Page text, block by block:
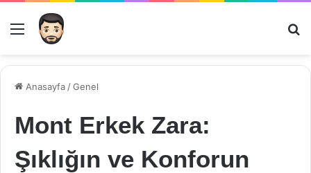
Menü
Anasayfa /Genel
Mont Erkek Zara:
Şıklığın ve Konforun